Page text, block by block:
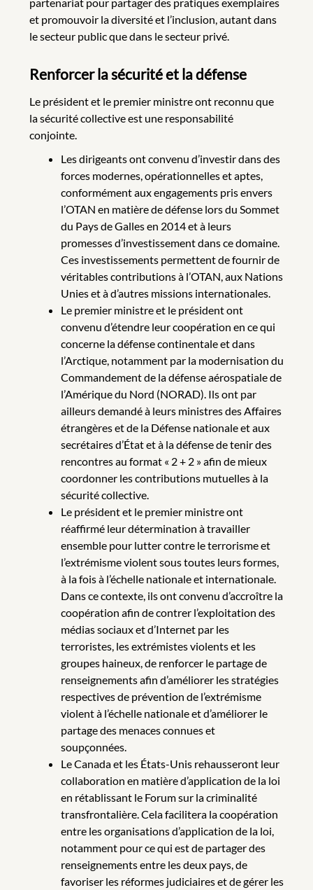
et promouvoir la diversité et l’inclusion, autant dans
le secteur public que dans le secteur privé.
Renforcer la sécurité et la défense
Le président et le premier ministre ont reconnu que
la sécurité collective est une responsabilité
conjointe.
Les dirigeants ont convenu d’investir dans des
forces modernes, opérationnelles et aptes,
conformément aux engagements pris envers
l’OTAN en matière de défense lors du Sommet
du Pays de Galles en 2014 et à leurs
promesses d’investissement dans ce domaine.
Ces investissements permettent de fournir de
véritables contributions à l’OTAN, aux Nations
Unies et à d’autres missions internationales.
Le premier ministre et le président ont
convenu d’étendre leur coopération en ce qui
concerne la défense continentale et dans
l’Arctique, notamment par la modernisation du
Commandement de la défense aérospatiale de
l’Amérique du Nord (NORAD). Ils ont par
ailleurs demandé à leurs ministres des Affaires
étrangères et de la Défense nationale et aux
secrétaires d’État et à la défense de tenir des
rencontres au format « 2 + 2 » afin de mieux
coordonner les contributions mutuelles à la
sécurité collective.
Le président et le premier ministre ont
réaffirmé leur détermination à travailler
ensemble pour lutter contre le terrorisme et
l’extrémisme violent sous toutes leurs formes,
à la fois à l’échelle nationale et internationale.
Dans ce contexte, ils ont convenu d’accroître la
coopération afin de contrer l’exploitation des
médias sociaux et d’Internet par les
terroristes, les extrémistes violents et les
groupes haineux, de renforcer le partage de
renseignements afin d’améliorer les stratégies
respectives de prévention de l’extrémisme
violent à l’échelle nationale et d’améliorer le
partage des menaces connues et
soupçonnées.
Le Canada et les États-Unis rehausseront leur
collaboration en matière d’application de la loi
en rétablissant le Forum sur la criminalité
transfrontalière. Cela facilitera la coopération
entre les organisations d’application de la loi,
notamment pour ce qui est de partager des
renseignements entre les deux pays, de
favoriser les réformes judiciaires et de gérer les